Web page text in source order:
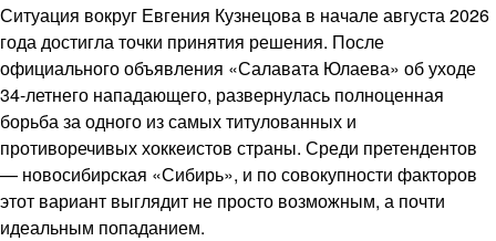
Ситуация вокруг Евгения Кузнецова в начале августа 2026
года достигла точки принятия решения. После
официального объявления «Салавата Юлаева» об уходе
34-летнего нападающего, развернулась полноценная
борьба за одного из самых титулованных и
противоречивых хоккеистов страны. Среди претендентов
— новосибирская «Сибирь», и по совокупности факторов
этот вариант выглядит не просто возможным, а почти
идеальным попаданием.